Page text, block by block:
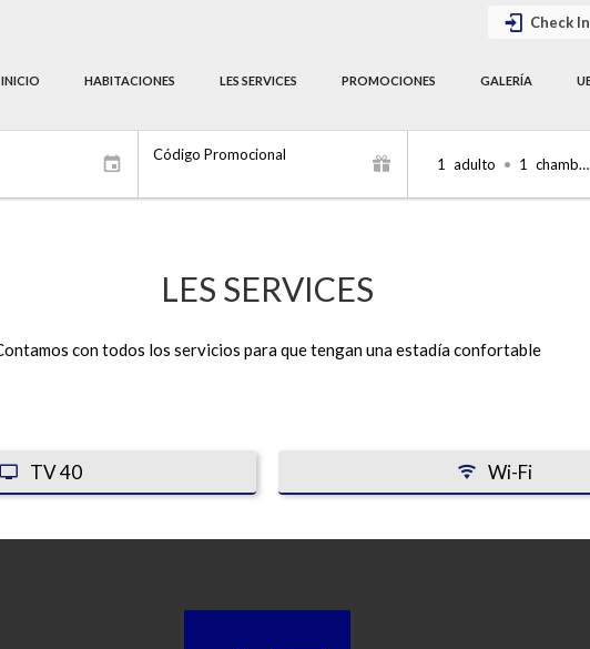
INICIO HABITACIONES LES SERVICES PROMOCIONES GALERÍA
Check
Código Promocional
1 adulto • 1 chambre
LES SERVICES
con todos los servicios para que tengan una estadía confortable
TV 40 Wi-Fi